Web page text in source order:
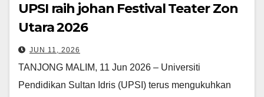
UPSI raih johan Festival Teater Zon
Utara 2026
JUN 11, 2026
TANJONG MALIM, 11 Jun 2026 – Universiti
Pendidikan Sultan Idris (UPSI) terus mengukuhkan